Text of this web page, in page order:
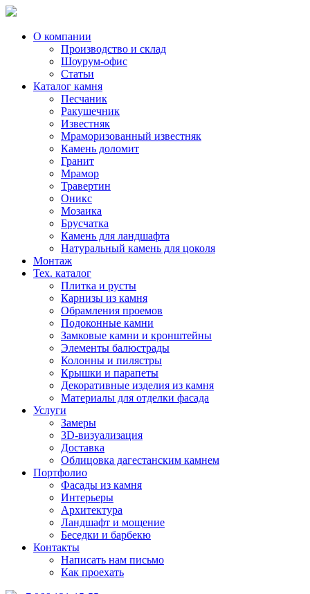
Skip
contentО компании
Производство и склад
Шоурум-офис
Статьи
Каталог камня
Песчаник
Ракушечник
Известняк
Мраморизованный известняк
Камень доломит
Гранит
Мрамор
Травертин
Оникс
Мозаика
Брусчатка
Камень для ландшафта
Натуральный камень для цоколя
Монтаж
Тех. каталог
Плитка и русты
Карнизы из камня
Обрамления проемов
Подоконные камни
Замковые камни и кронштейны
Элементы балюстрады
Колонны и пилястры
Крышки и парапеты
Декоративные изделия из камня
Материалы для отделки фасада
Услуги
Замеры
3D-визуализация
Доставка
Облицовка дагестанским камнем
Портфолио
Фасады из камня
Интерьеры
Архитектура
Ландшафт и мощение
Беседки и барбекю
Контакты
Написать нам письмо
Как проехать